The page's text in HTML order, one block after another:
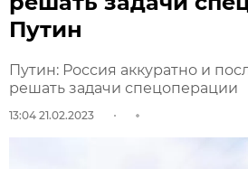
Путин
Путин: Россия аккуратно и
решать задачи спецоперации
13:04 21.02.2023